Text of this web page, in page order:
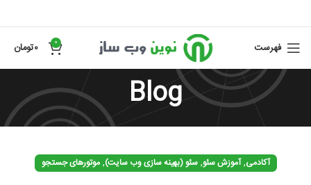
فهرست 0
0تومان
Blog
آکادمی,آموزش سئو,سئو (بهینه سازی وب سایت),موتورهای جستجو